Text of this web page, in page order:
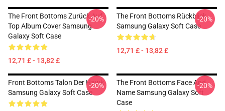
The Front Bottoms Zurück Auf
Top Album Cover Samsung
Galaxy Soft Case
12,71 £ - 13,82 £
-20%
The Front Bottoms Rückblick
Samsung Galaxy Soft Case
12,71 £ - 13,82 £
-20%
Front Bottoms Talon Der Hawk
Samsung Galaxy Soft Case
-20%
The Front Bottoms Face And
Name Samsung Galaxy Soft
Case
-20%